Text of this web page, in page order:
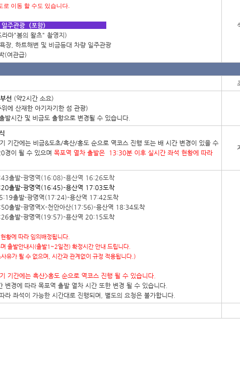
로 이동 할 수도 있습니다.
" 차량 일주관광 (포함)
마"봄의 왈츠" 촬영지)
장, 하트해변 및 비금등대 차량 일주관광
(여관급)
선 (약2시간 소요)
에 산재한 아기자기한 섬 관광)
발시간 및 비금도 출항으로 변경될 수 있습니다.
기간에는 비금&도초/흑산/홍도 순으로 역코스 진행 또는 배 시간 변경이 있을 수
경이 될 수 있으며 목포역 열차 출발은 13:30분 이후 실시간 좌석 현황에 따라
출발-광명역(16:08)-용산역 16:26도착
출발-광명역(16:45)-용산역 17:03도착
출발-광명역(17:24)-용산역 17:42도착
출발-광명역X-천안아산(17:56)-용산역 18:34도착
출발-광명역(19:57)-용산역 20:15도착
황에 따라 임의배정됩니다.
출발안내시(출발1~2일전) 확정시간 안내 드립니다.
유가 될 수 없으며, 시간과 관계없이 규정 적용됩니다.)
기간에는 흑산>홍도 순으로 역코스 진행 될 수 있습니다.
변경에 따라 목포역 출발 열차 시간 또한 변경 될 수 있습니다.
라 좌석이 가능한 시간대로 진행되며, 별도의 요청은 불가합니다.